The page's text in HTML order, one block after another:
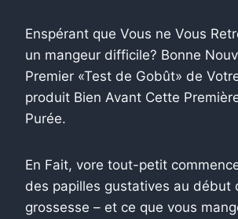
Enspérant que Vous ne Vous
un mangeur difficile? Bonne
Premier «Test de Gobût» de
produit Bien Avant Cette
Purée.
En Fait, vore tout-petit
des papilles gustatives au début
grossesse – et ce que vous